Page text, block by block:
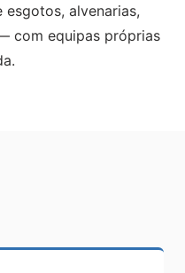
alvenarias,
com equipas próprias